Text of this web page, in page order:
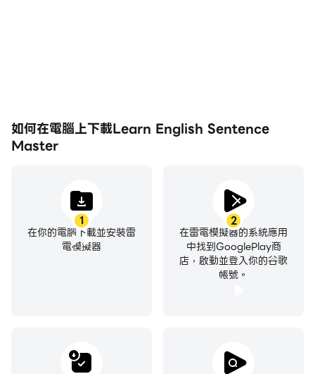
諺語和俗語：每種語言都有其習語和表達方式。學習莎士比
亞語言的副歌從未如此有趣。
你有成為下一個句子大師的條件嗎？在單人遊戲模式中或與
世界各地的朋友和其他玩家一起試試運氣。
如何在電腦上下載Learn English Sentence
Master
1
在你的電腦下載並安裝雷
電模擬器
2
在雷電模擬器的系統應用
中找到GooglePlay商
店，啟動並登入你的谷歌
帳號。